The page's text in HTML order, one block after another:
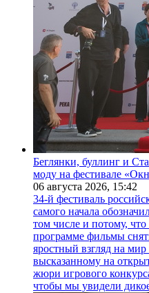
Беглянки, буллинг и
моду на фестивале
06 августа 2026, 15:42
34-й фестиваль
самого начала
том числе и потому,
программе фильмы
яростный взгляд на
высказанному на
жюри игрового
чтобы мы увидели